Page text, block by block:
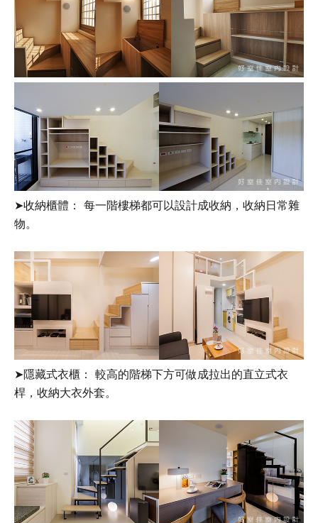
➤收納櫃體： 每一階樓梯都可以設計成收納，收納日常雜
物。
➤隱藏式衣櫃： 較高的階梯下方可做成拉出的直立式衣
桿，收納大衣外套。